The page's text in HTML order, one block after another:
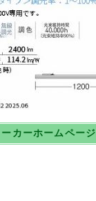
カーホームペー